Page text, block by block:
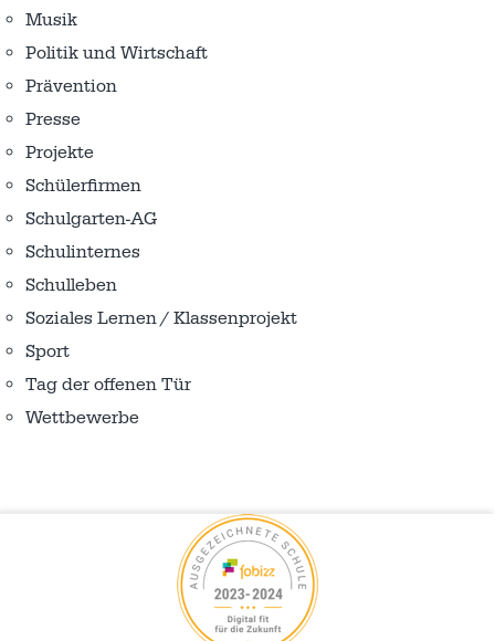
Musik
Politik und Wirtschaft
Prävention
Presse
Projekte
Schülerfirmen
Schulgarten-AG
Schulinternes
Schulleben
Soziales Lernen / Klassenprojekt
Sport
Tag der offenen Tür
Wettbewerbe